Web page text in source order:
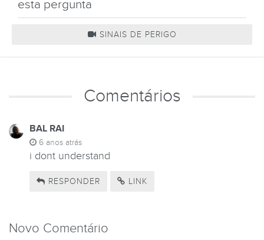
esta pergunta
SINAIS DE PERIGO
Comentários
BAL RAI
6 anos atrás
i dont understand
RESPONDER LINK
Novo Comentário